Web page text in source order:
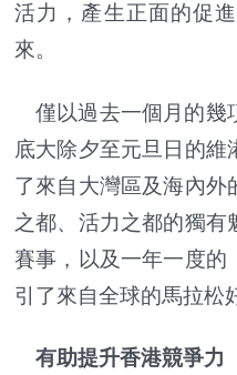
活力，產生正面的促
來。
僅以過去一個月的幾
底大除夕至元旦日的維
了來自大灣區及海內外
之都、活力之都的獨有
賽事，以及一年一度的
引了來自全球的馬拉松
有助提升香港競爭力